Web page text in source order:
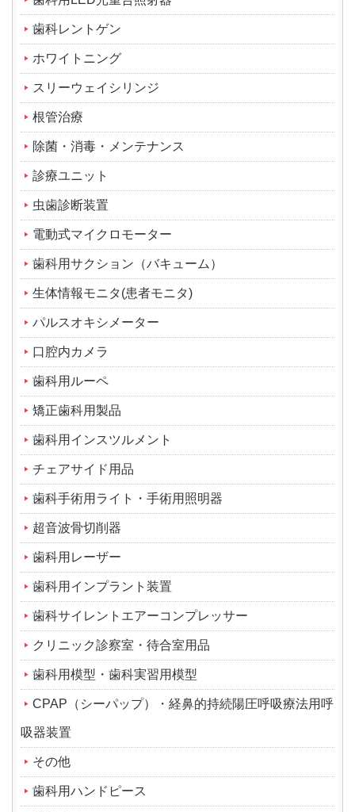
歯科レントゲン
ホワイトニング
スリーウェイシリンジ
根管治療
除菌・消毒・メンテナンス
診療ユニット
虫歯診断装置
電動式マイクロモーター
歯科用サクション（バキューム）
生体情報モニタ(患者モニタ)
パルスオキシメーター
口腔内カメラ
歯科用ルーペ
矯正歯科用製品
歯科用インスツルメント
チェアサイド用品
歯科手術用ライト・手術用照明器
超音波骨切削器
歯科用レーザー
歯科用インプラント装置
歯科サイレントエアーコンプレッサー
クリニック診察室・待合室用品
歯科用模型・歯科実習用模型
CPAP（シーパップ）・経鼻的持続陽圧呼吸療法用呼
吸器装置
その他
歯科用ハンドピース